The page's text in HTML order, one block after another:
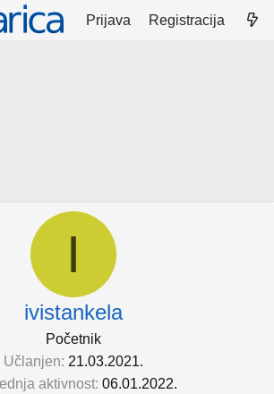
Prijava Registracija
I
ivistankela
Početnik
Učlanjen 21.03.2021.
aktivnost 06.01.2022.